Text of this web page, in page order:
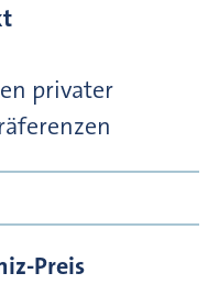
privater
Preis